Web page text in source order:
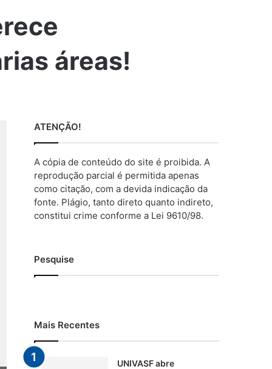
áreas!
ATENÇÃO!
A cópia de conteúdo do site é proibida. A
reprodução parcial é permitida apenas
como citação, com a devida indicação da
fonte. Plágio, tanto direto quanto indireto,
constitui crime conforme a Lei 9610/98.
Pesquise
Mais Recentes
UNIVASF abre